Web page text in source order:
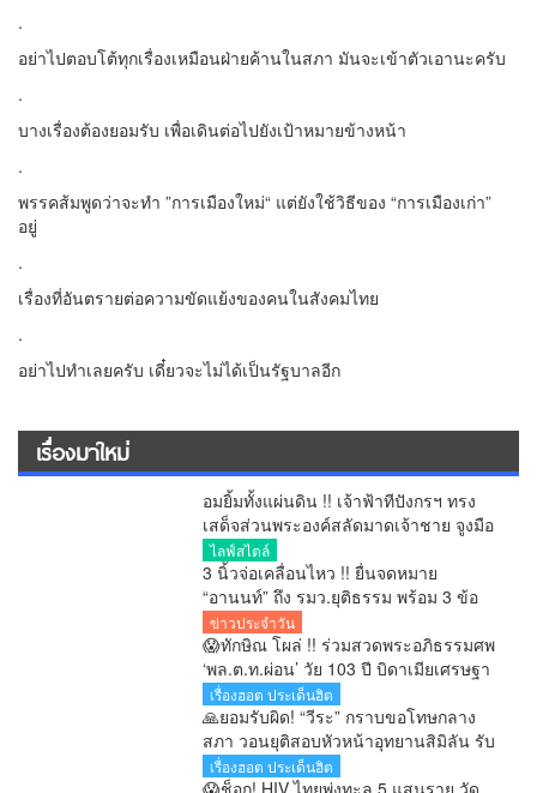
.
อย่าไปตอบโต้ทุกเรื่องเหมือนฝ่ายค้านในสภา มันจะเข้าตัวเอานะครับ
.
บางเรื่องต้องยอมรับ เพื่อเดินต่อไปยังเป้าหมายข้างหน้า
.
พรรคส้มพูดว่าจะทำ ”การเมืองใหม่“ แต่ยังใช้วิธีของ “การเมืองเก่า”
อยู่
.
เรื่องที่อันตรายต่อความขัดแย้งของคนในสังคมไทย
.
อย่าไปทำเลยครับ เดี๋ยวจะไม่ได้เป็นรัฐบาลอีก
เรื่องมาใหม่
อมยิ้มทั้งแผ่นดิน !! เจ้าฟ้าทีปังกรฯ ทรง
เสด็จส่วนพระองค์สลัดมาดเจ้าชาย จูงมือ
พระสหายสนิทชาวญี่ปุ่นเปิดตัวหวานชื่น
กลางกรุง ประกาศชัดเจน “ผมกำลังจีบอยู่”
ไลฟ์สไตล์
3 นิ้วจ่อเคลื่อนไหว !! ยื่นจดหมาย
“อานนท์” ถึง รมว.ยุติธรรม พร้อม 3 ข้อ
เรียกร้อง ระงับแยกขังนักโทษคดี ม.112
หลังกรมคุกแจงแค่ลดการแออัด
ข่าวประจำวัน
😱ทักษิณ โผล่ !! ร่วมสวดพระอภิธรรมศพ
‘พล.ต.ท.ผ่อน’ วัย 103 ปี บิดาเมียเศรษฐา
เรื่องฮอต ประเด็นฮิต
🙏ยอมรับผิด! “วีระ” กราบขอโทษกลาง
สภา วอนยุติสอบหัวหน้าอุทยานสิมิลัน รับ
จำปีเข้าพักคลาดเคลื่อน
เรื่องฮอต ประเด็นฮิต